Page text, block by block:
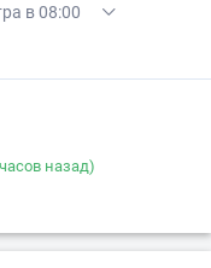
в 08:00
назад)